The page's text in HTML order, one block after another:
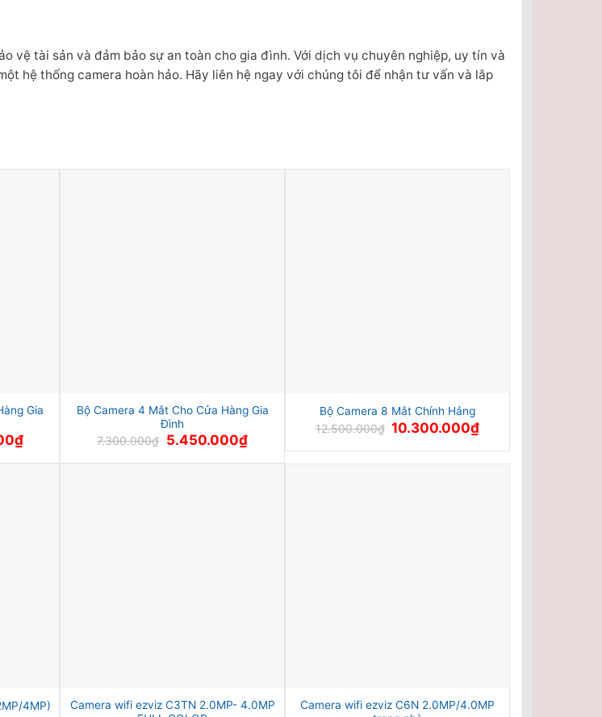
vệ tài sản và đảm bảo sự an toàn cho gia đình. Với dịch vụ chuyên nghiệp, uy tín và
hệ thống camera hoàn hảo. Hãy liên hệ ngay với chúng tôi để nhận tư vấn và lắp
Gia
₫Giá
hiện
tại
Bộ Camera 4 Mắt Cho Cửa Hàng Gia
Đình
7.300.000₫ Giá
gốc
là:
5.450.000₫Giá
hiện
tại
Bộ Camera 8 Mắt Chính Hảng
12.500.000₫ Giá
gốc
là:
10.300.000₫Giá
tại
4MP)
Camera wifi ezviz C3TN 2.0MP- 4.0MP
Camera wifi ezviz C6N 2.0MP/4.0MP